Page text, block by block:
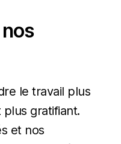
le travail plus
gratifiant.
et nos